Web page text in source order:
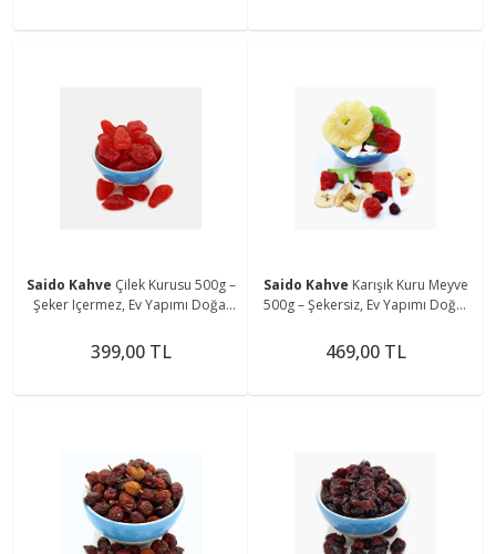
Saido Kahve Çilek Kurusu 500g –
Şeker Içermez, Ev Yapımı Doğal
399,00 TL
Saido Kahve Karışık Kuru Meyve
500g – Şekersiz, Ev Yapımı Doğal
469,00 TL